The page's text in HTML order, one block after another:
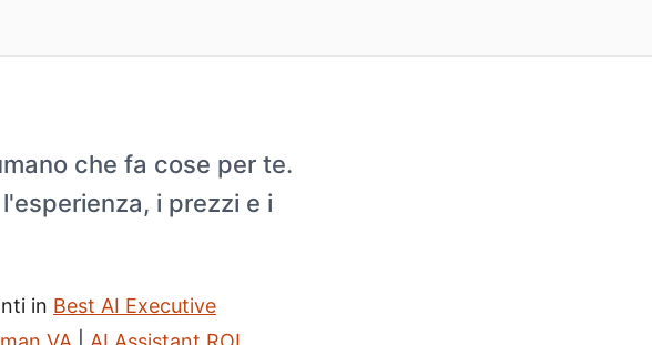
che fa cose per te.
i prezzi e i
in Best AI Executive